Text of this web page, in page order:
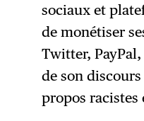
sociaux et
de monétiser
Twitter,
de son
propos racistes